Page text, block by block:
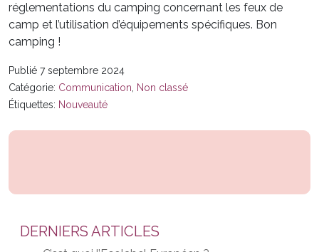
réglementations du camping concernant les feux de
camp et l’utilisation d’équipements spécifiques. Bon
camping !
Publié 7 septembre 2024
Catégorie: Communication, Non classé
Étiquettes: Nouveauté
DERNIERS ARTICLES